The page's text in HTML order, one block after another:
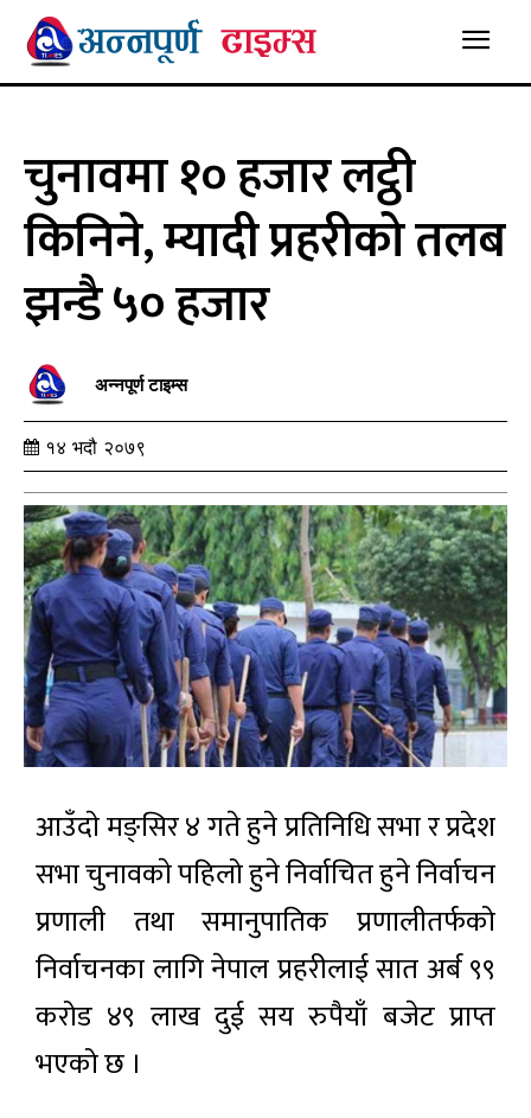
चुनावमा १० हजार लट्ठी
किनिने, म्यादी प्रहरीको तलब
झन्डै ५० हजार
अन्नपूर्ण टाइम्स
१४ भदौ २०७९
आउँदाे मङ्सिर ४ गते हुने प्रतिनिधि सभा र प्रदेश
सभा चुनावकाे पहिलो हुने निर्वाचित हुने निर्वाचन
प्रणाली तथा समानुपातिक प्रणालीतर्फको
निर्वाचनका लागि नेपाल प्रहरीलाई सात अर्ब ९९
करोड ४९ लाख दुई सय रुपैयाँ बजेट प्राप्त
भएको छ ।